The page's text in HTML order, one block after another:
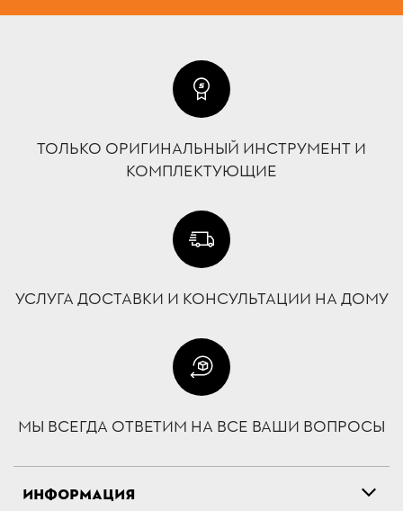
ТОЛЬКО ОРИГИНАЛЬНЫЙ ИНСТРУМЕНТ И
КОМПЛЕКТУЮЩИЕ
УСЛУГА ДОСТАВКИ И КОНСУЛЬТАЦИИ НА ДОМУ
МЫ ВСЕГДА ОТВЕТИМ НА ВСЕ ВАШИ ВОПРОСЫ
ИНФОРМАЦИЯ